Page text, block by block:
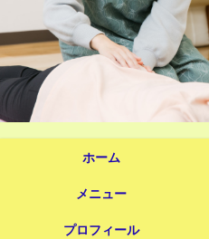
ホーム
メニュー
プロフィール